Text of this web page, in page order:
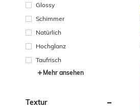
Glossy
Schimmer
Natürlich
Hochglanz
Taufrisch
Mehr ansehen
Textur